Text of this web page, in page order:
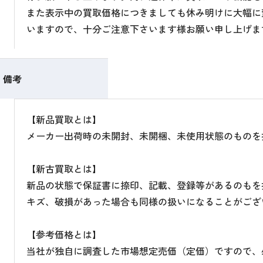
また表示中の買取価格につきましても休み明けに大幅
いますので、十分ご注意下さいます様お願い申し上げ
備考
【新品買取とは】
メーカー出荷時の未開封、未開梱、未使用状態のもの
【新古買取とは】
新品の状態で保証書に捺印、記載、登録等があるのも
キズ、破損があった場合も同様の扱いになることがご
【参考価格とは】
当社が独自に調査した市場想定売価（定価）ですので